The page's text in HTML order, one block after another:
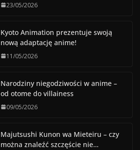
23/05/2026
Kyoto Animation prezentuje swoją
nową adaptację anime!
11/05/2026
Narodziny niegodziwości w anime –
od otome do villainess
09/05/2026
Majutsushi Kunon wa Mieteiru – czy
można znaleźć szczęście nie…